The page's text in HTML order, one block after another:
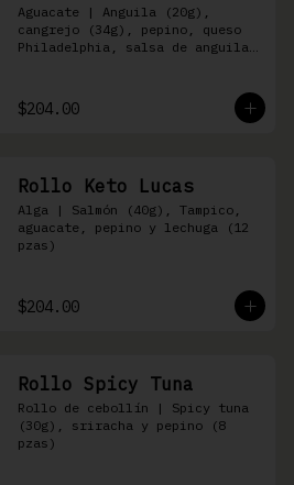
Aguacate | Anguila (20g),
cangrejo (34g), pepino, queso
Philadelphia, salsa de anguila
$204.00
Rollo Keto Lucas
Alga | Salmón (40g), Tampico,
aguacate, pepino y lechuga (12
pzas)
$204.00
Rollo Spicy Tuna
Rollo de cebollín | Spicy tuna
(30g), sriracha y pepino (8
pzas)